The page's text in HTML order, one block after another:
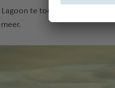
te toeristisch? In het